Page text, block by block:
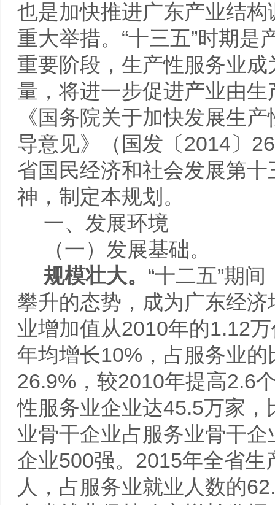
也是加快推进广东产业结
重大举措。“十三五”时期
重要阶段，生产性服务业
量，将进一步促进产业由
《国务院关于加快发展生
导意见》（国发〔2014〕
省国民经济和社会发展第
神，制定本规划。
一、发展环境
（一）发展基础。
规模壮大。 “十二五”期
攀升的态势，成为广东经
业增加值从2010年的1.12
年均增长10%，占服务业
26.9%，较2010年提高2.6
性服务业企业达45.5万家
业骨干企业占服务业骨干
企业500强。2015年全省
人，占服务业就业人数的